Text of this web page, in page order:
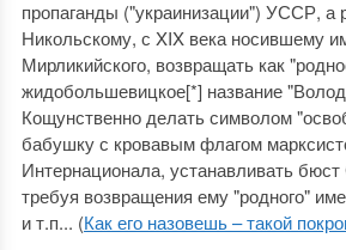
пропаганды ("украинизации") УССР, а
Никольскому, с XIX века носившему
Мирликийского, возвращать как
жидобольшевицкое[*] название
Кощунственно делать символом
бабушку с кровавым флагом
Интернационала, устанавливать
требуя возвращения ему "родного"
и т.п... (Как его назовешь – такой